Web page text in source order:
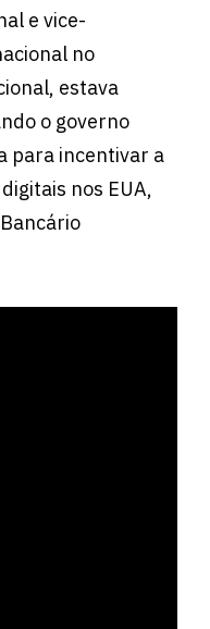
e vice-
no
estava
o governo
para incentivar a
nos EUA,